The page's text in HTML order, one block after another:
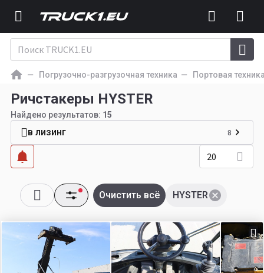
Погрузочно-разгрузочная техника Портовая
Ричстакеры HYSTER
Найдено результатов: 15
в лизинг 8
20
HYSTER
Очистить всё